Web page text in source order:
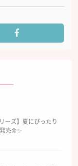
ーズ】夏にぴったり
売🌼✨